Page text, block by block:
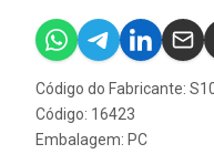
Código do Fabricante:
Código: 16423
Embalagem: PC